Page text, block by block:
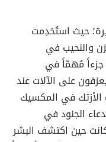
حيث استُخدِمت
والنحيب في
جزءاً مُهمّاً في
على الآلات عند
في المكسيك
الجنود في
حين اكتشف البشر